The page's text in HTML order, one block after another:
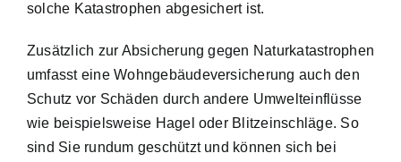
solche Katastrophen abgesichert ist.
Zusätzlich zur Absicherung gegen Naturkatastrophen
umfasst eine Wohngebäudeversicherung auch den
Schutz vor Schäden durch andere Umwelteinflüsse
wie beispielsweise Hagel oder Blitzeinschläge. So
sind Sie rundum geschützt und können sich bei